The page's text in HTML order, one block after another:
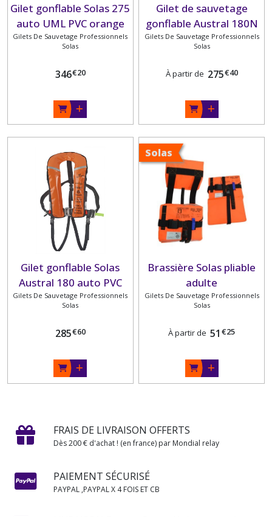
Gilet gonflable Solas 275
auto UML PVC orange
avec harnais, sous-
embruns PLASTIMO
Gilets De Sauvetage Professionnels
Solas
346€20
Gilet de sauvetage
gonflable Austral 180N
SOLAS PLASTIMO
Gilets De Sauvetage Professionnels
Solas
À partir de 275€40
Gilet gonflable Solas
Austral 180 auto PVC
orange avec harnais,
sous-cutale et masque
anti-embrunts
Gilets De Sauvetage Professionnels
Solas
285€60
Solas
Brassière Solas pliable
adulte
Gilets De Sauvetage Professionnels
Solas
À partir de 51 €25
FRAIS DE LIVRAISON OFFERTS
Dès 200 € d'achat ! (en france) par Mondial relay
PAIEMENT SÉCURISÉ
PAYPAL ,PAYPAL X 4 FOIS ET CB